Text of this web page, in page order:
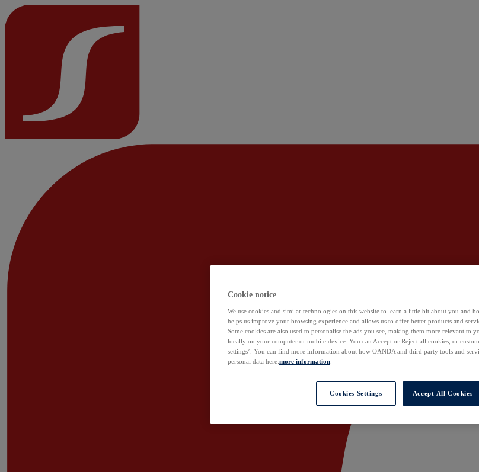
Cookie notice
We use cookies and similar technologies on this website to learn a little bit about you and
helps us improve your browsing experience and allows us to offer better products and
Some cookies are also used to personalise the ads you see, making them more relevant to
locally on your computer or mobile device. You can Accept or Reject all cookies, or
settings’. You can find more information about how OANDA and third party tools and
personal data here:more information
Cookies Settings Accept All Cookies